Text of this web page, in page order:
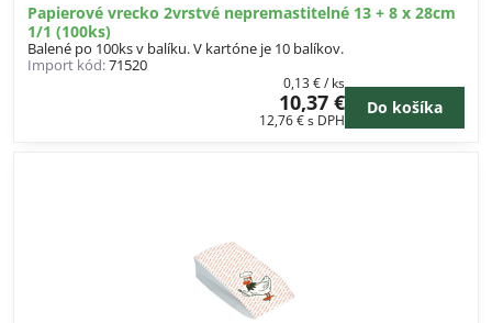
Papierové vrecko 2vrstvé nepremastitelné 13 + 8 x 28cm
1/1 (100ks)
Balené po 100ks v balíku. V kartóne je 10 balíkov.
Import kód:71520
10,37 €
12,76 €s DPH
0,13 €/ ks
Do košíka